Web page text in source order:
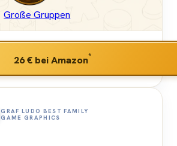
Große Gruppen
26 € bei Amazon*
GRAF LUDO BEST FAMILY
GAME GRAPHICS